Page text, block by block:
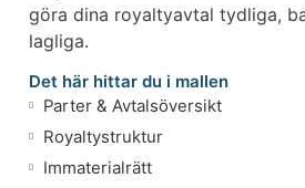
göra dina royaltyavtal tydliga,
lagliga.
Det här hittar du i mallen
Parter & Avtalsöversikt
Royaltystruktur
Immaterialrätt